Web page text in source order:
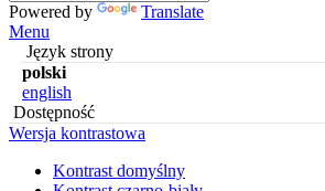
Powered by
Translate
Menu
Język strony
polski
english
Dostępność
Wersja kontrastowa
Kontrast domyślny